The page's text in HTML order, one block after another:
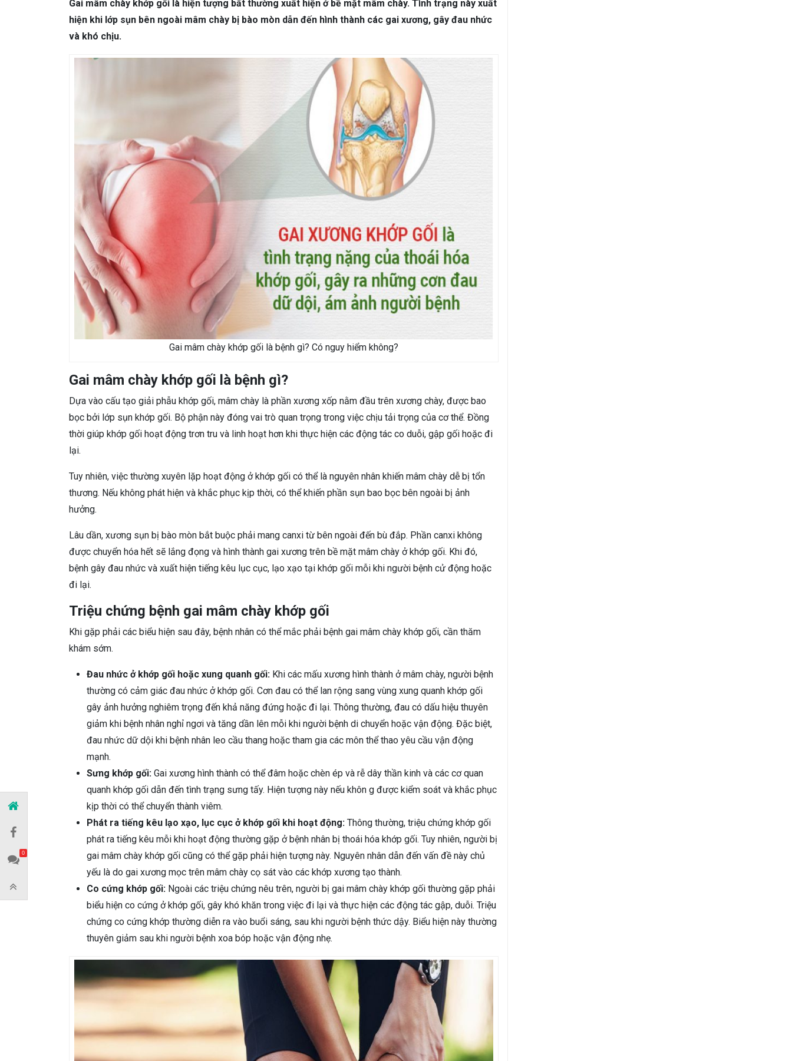
NHA KHOA Viêm Nướu Răng Sâu Răng Viêm Nha Chu Đau Răng Răng Ê Buốt
Gai mâm chày khớp gối là hiện tượng bất thường xuất hiện ở bề mặt mâm chày. Tình trạng này xuất
hiện khi lớp sụn bên ngoài mâm chày bị bào mòn dẫn đến hình thành các gai xương, gây đau nhức
và khó chịu.
Gai mâm chày khớp gối là bệnh gì? Có nguy hiểm không?
Gai mâm chày khớp gối là bệnh gì?
Dựa vào cấu tạo giải phẫu khớp gối, mâm chày là phần xương xốp nằm đầu trên xương chày, được bao
bọc bởi lớp sụn khớp gối. Bộ phận này đóng vai trò quan trọng trong việc chịu tải trọng của cơ thể. Đồng
thời giúp khớp gối hoạt động trơn tru và linh hoạt hơn khi thực hiện các động tác co duỗi, gập gối hoặc đi
lại.
Tuy nhiên, việc thường xuyên lặp hoạt động ở khớp gối có thể là nguyên nhân khiến mâm chày dễ bị tổn
thương. Nếu không phát hiện và khắc phục kịp thời, có thể khiến phần sụn bao bọc bên ngoài bị ảnh
hưởng.
Lâu dần, xương sụn bị bào mòn bắt buộc phải mang canxi từ bên ngoài đến bù đắp. Phần canxi không
được chuyển hóa hết sẽ lắng đọng và hình thành gai xương trên bề mặt mâm chày ở khớp gối. Khi đó,
bệnh gây đau nhức và xuất hiện tiếng kêu lục cục, lạo xạo tại khớp gối mỗi khi người bệnh cử động hoặc
đi lại.
Triệu chứng bệnh gai mâm chày khớp gối
Khi gặp phải các biểu hiện sau đây, bệnh nhân có thể mắc phải bệnh gai mâm chày khớp gối, cần thăm
khám sớm.
Đau nhức ở khớp gối hoặc xung quanh gối: Khi các mấu xương hình thành ở mâm chày, người bệnh
thường có cảm giác đau nhức ở khớp gối. Cơn đau có thể lan rộng sang vùng xung quanh khớp gối
gây ảnh hưởng nghiêm trọng đến khả năng đứng hoặc đi lại. Thông thường, đau có dấu hiệu thuyên
giảm khi bệnh nhân nghỉ ngơi và tăng dần lên mỗi khi người bệnh di chuyển hoặc vận động. Đặc biệt,
đau nhức dữ dội khi bệnh nhân leo cầu thang hoặc tham gia các môn thể thao yêu cầu vận động
mạnh.
Sưng khớp gối: Gai xương hình thành có thể đâm hoặc chèn ép và rễ dây thần kinh và các cơ quan
quanh khớp gối dẫn đến tình trạng sưng tấy. Hiện tượng này nếu khôn g được kiểm soát và khắc phục
kịp thời có thể chuyển thành viêm.
Phát ra tiếng kêu lạo xạo, lục cục ở khớp gối khi hoạt động: Thông thường, triệu chứng khớp gối
phát ra tiếng kêu mỗi khi hoạt động thường gặp ở bệnh nhân bị thoái hóa khớp gối. Tuy nhiên, người bị
gai mâm chày khớp gối cũng có thể gặp phải hiện tượng này. Nguyên nhân dẫn đến vấn đề này chủ
yếu là do gai xương mọc trên mâm chày cọ sát vào các khớp xương tạo thành.
Co cứng khớp gối: Ngoài các triệu chứng nêu trên, người bị gai mâm chày khớp gối thường gặp phải
biểu hiện co cứng ở khớp gối, gây khó khăn trong việc đi lại và thực hiện các động tác gập, duỗi. Triệu
chứng co cứng khớp thường diễn ra vào buổi sáng, sau khi người bệnh thức dậy. Biểu hiện này thường
thuyên giảm sau khi người bệnh xoa bóp hoặc vận động nhẹ.
0